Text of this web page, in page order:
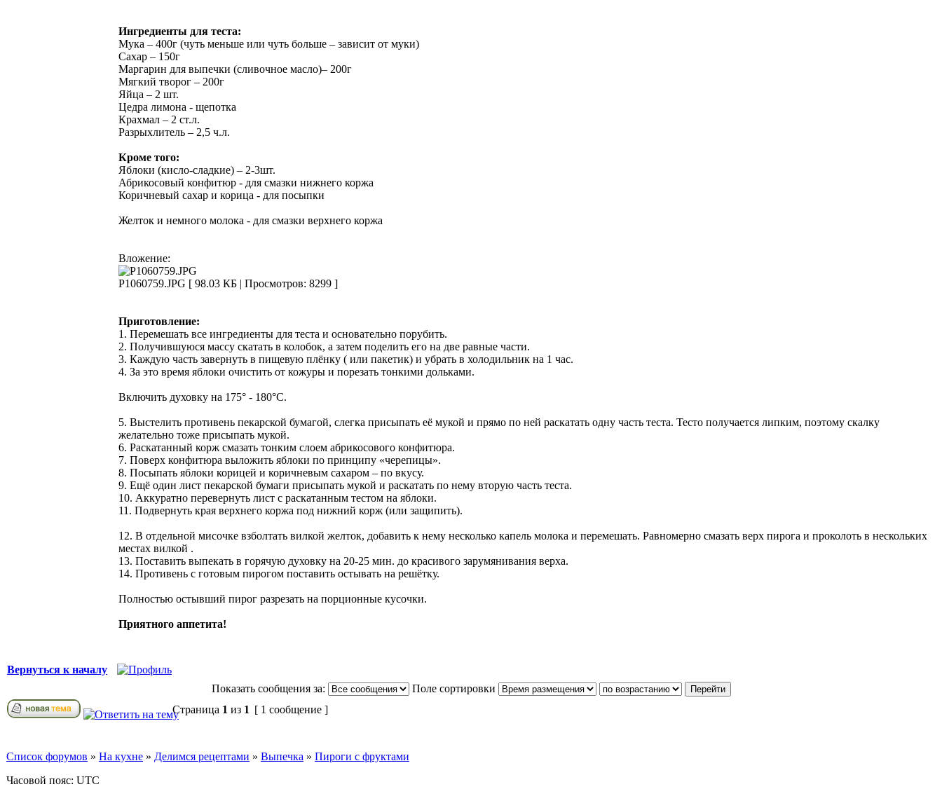
Ингредиенты для теста:
Мука – 400г (чуть меньше или чуть больше – зависит от муки)
Сахар – 150г
Маргарин для выпечки (сливочное масло)– 200г
Мягкий творог – 200г
Яйца – 2 шт.
Цедра лимона - щепотка
Крахмал – 2 ст.л.
Разрыхлитель – 2,5 ч.л.
Кроме того:
Яблоки (кисло-сладкие) – 2-3шт.
Абрикосовый конфитюр - для смазки нижнего коржа
Коричневый сахар и корица - для посыпки
Желток и немного молока - для смазки верхнего коржа
Вложение:
P1060759.JPG [ 98.03 КБ | Просмотров: 8299 ]
Приготовление:
1. Перемешать все ингредиенты для теста и основательно порубить.
2. Получившуюся массу скатать в колобок, а затем поделить его на две равные части.
3. Каждую часть завернуть в пищевую плёнку ( или пакетик) и убрать в холодильник на 1 час.
4. За это время яблоки очистить от кожуры и порезать тонкими дольками.
Включить духовку на 175° - 180°C.
5. Выстелить противень пекарской бумагой, слегка присыпать её мукой и прямо по ней раскатать одну часть теста. Тесто получается липким, поэтому скалку
желательно тоже присыпать мукой.
6. Раскатанный корж смазать тонким слоем абрикосового конфитюра.
7. Поверх конфитюра выложить яблоки по принципу «черепицы».
8. Посыпать яблоки корицей и коричневым сахаром – по вкусу.
9. Ещё один лист пекарской бумаги присыпать мукой и раскатать по нему вторую часть теста.
10. Аккуратно перевернуть лист с раскатанным тестом на яблоки.
11. Подвернуть края верхнего коржа под нижний корж (или защипить).
12. В отдельной мисочке взболтать вилкой желток, добавить к нему несколько капель молока и перемешать. Равномерно смазать верх пирога и проколоть в нескольких
местах вилкой .
13. Поставить выпекать в горячую духовку на 20-25 мин. до красивого зарумянивания верха.
14. Противень с готовым пирогом поставить остывать на решётку.
Полностью остывший пирог разрезать на порционные кусочки.
Приятного аппетита!
Вернуться к началу
Показать сообщения за:
Поле сортировки
Страница 1 из 1 [ 1 сообщение ]
Список форумов » На кухне » Делимся рецептами » Выпечка » Пироги с фруктами
Часовой пояс: UTC